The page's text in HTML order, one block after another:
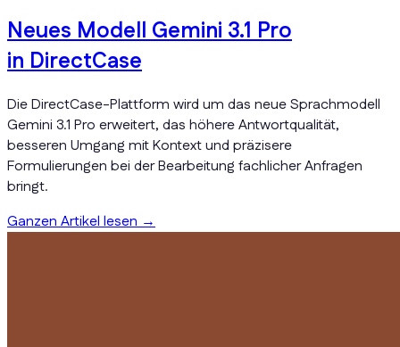
Neues Modell Gemini 3.1 Pro
in DirectCase
Die DirectCase-Plattform wird um das neue Sprachmodell
Gemini 3.1 Pro erweitert, das höhere Antwortqualität,
besseren Umgang mit Kontext und präzisere
Formulierungen bei der Bearbeitung fachlicher Anfragen
bringt.
Ganzen Artikel lesen→